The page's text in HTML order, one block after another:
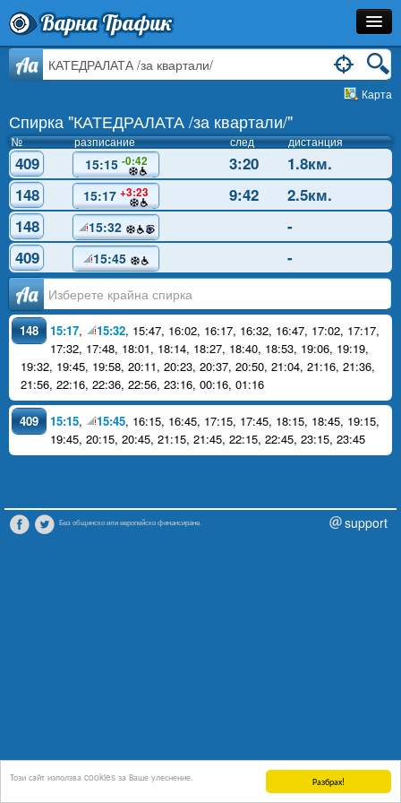
Разбрах!
Този сайт използва cookies за Ваше улеснение.
Варна Трафик
Спирка
Разписание
Как Да Стигна?
Инфо
Aa
Карта
Спирка "КАТЕДРАЛАТА /за квартали/"
№ разписание след дистанция
409 15:15 -0:42 3:20
1.8км.
148
15:17 +3:23 9:42
2.5км.
148
15:32
-
409
15:45 -
Аа
148 15:17, 15:32, 15:47, 16:02, 16:17, 16:32, 16:47, 17:02, 17:17,
17:32, 17:48, 18:01, 18:14, 18:27, 18:40, 18:53, 19:06, 19:19,
19:32, 19:45, 19:58, 20:11, 20:23, 20:37, 20:50, 21:04, 21:16, 21:36,
21:56, 22:16, 22:36, 22:56, 23:16, 00:16, 01:16
409 15:15, 15:45, 16:15, 16:45, 17:15, 17:45, 18:15, 18:45, 19:15,
19:45, 20:15, 20:45, 21:15, 21:45, 22:15, 22:45, 23:15, 23:45
Без общинско или европейско финансиране. support